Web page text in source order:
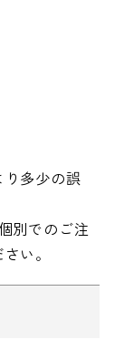
多少の誤
別でのご注
い。